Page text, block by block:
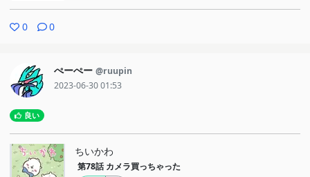
0 0
ぺーぺー @ruupin
2023-06-30 01:53
良い
ちいかわ
第78話 カメラ買っちゃった